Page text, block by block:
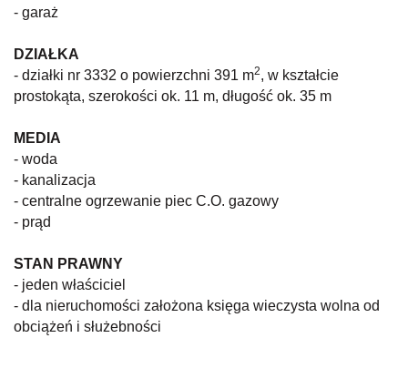
- garaż
DZIAŁKA
- działki nr 3332 o powierzchni 391 m2, w kształcie
prostokąta, szerokości ok. 11 m, długość ok. 35 m
MEDIA
- woda
- kanalizacja
- centralne ogrzewanie piec C.O. gazowy
- prąd
STAN PRAWNY
- jeden właściciel
- dla nieruchomości założona księga wieczysta wolna od
obciążeń i służebności